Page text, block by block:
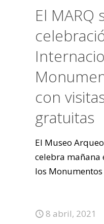
El MARQ
con
gratuitas
El Museo
celebra mañana
los Monumentos
8 abril, 2021